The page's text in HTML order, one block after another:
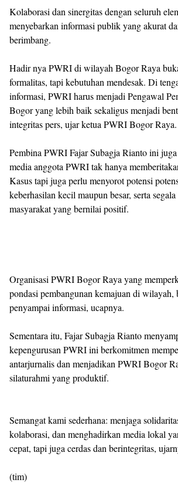
Kolaborasi dan sinergitas dengan seluruh
menyebarkan informasi publik yang akurat
berimbang.
Hadir nya PWRI di wilayah Bogor Raya
formalitas, tapi kebutuhan mendesak. Di
informasi, PWRI harus menjadi Pengawal
Bogor yang lebih baik sekaligus menjadi
integritas pers, ujar ketua PWRI Bogor Raya.
Pembina PWRI Fajar Subagja Rianto ini
media anggota PWRI tak hanya
Kasus tapi juga perlu menyorot potensi
keberhasilan kecil maupun besar, serta
masyarakat yang bernilai positif.
Organisasi PWRI Bogor Raya yang
pondasi pembangunan kemajuan di wilayah,
penyampai informasi, ucapnya.
Sementara itu, Fajar Subagja Rianto
kepengurusan PWRI ini berkomitmen
antarjurnalis dan menjadikan PWRI Bogor
silaturahmi yang produktif.
Semangat kami sederhana: menjaga
kolaborasi, dan menghadirkan media lokal
cepat, tapi juga cerdas dan berintegritas,
(tim)